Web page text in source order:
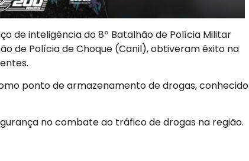
de inteligência do 8º Batalhão de Polícia Militar
de Polícia de Choque (Canil), obtiveram êxito na
ponto de armazenamento de drogas, conhecido
no combate ao tráfico de drogas na região.